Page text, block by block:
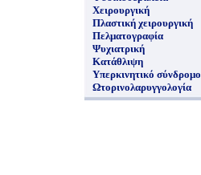
Χειρουργική
Πλαστική χειρουργική
Πελματογραφία
Ψυχιατρική
Κατάθλιψη
Υπερκινητικό σύνδρομο
Ωτορινολαρυγγολογία